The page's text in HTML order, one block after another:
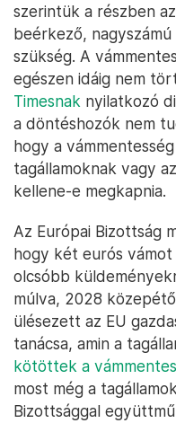
szerintük a részben
beérkező,
szükség. A
egészen idáig nem
Timesnak nyilatkozó
a döntéshozók nem
hogy a
tagállamoknak vagy
kellene-e megkapnia.
Az Európai Bizottság
hogy két eurós vámot
olcsóbb
múlva, 2028
ülésezett az EU
tanácsa, amin a
kötöttek a
most még a
Bizottsággal